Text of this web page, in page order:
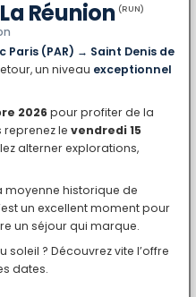
Réunion (RUN)
Paris (PAR) → Saint Denis de
un niveau exceptionnel
2026 pour profiter de la
le vendredi 15
alterner explorations,
moyenne historique de
un excellent moment pour
un séjour qui marque.
? Découvrez vite l’offre
dates.